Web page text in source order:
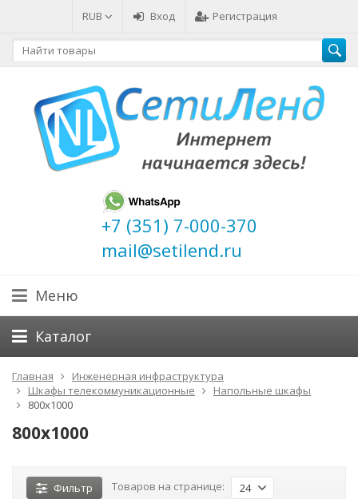
RUB Вход Регистрация
+7 (351) 7-000-370
mail@setilend.ru
Меню
Каталог
Главная
Инженерная инфраструктура
Шкафы телекоммуникационные
Напольные шкафы
800x1000
800x1000
Фильтр Товаров на странице: 24